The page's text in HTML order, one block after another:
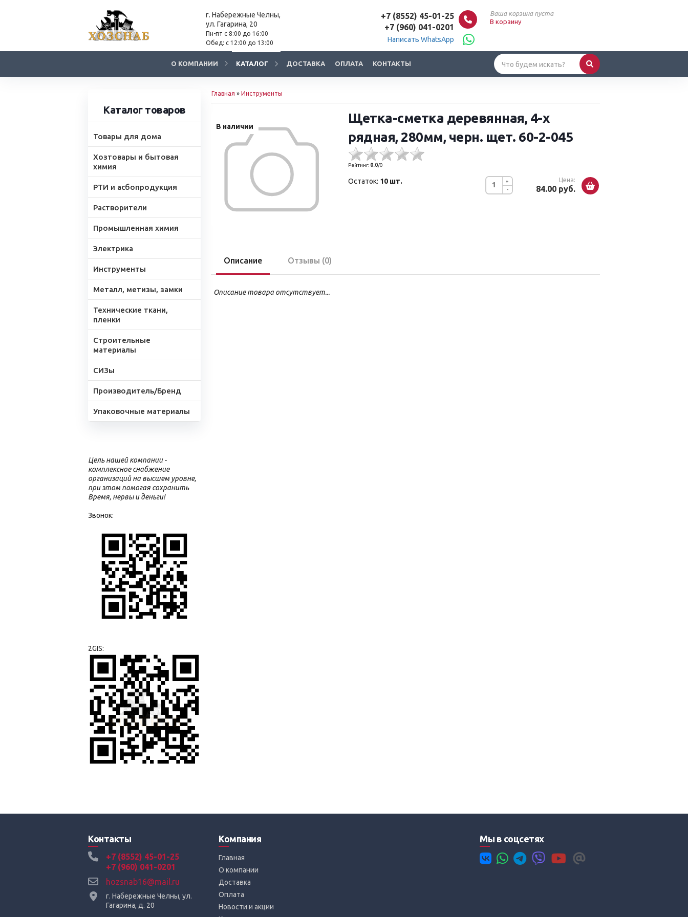
г. Набережные Челны,
ул. Гагарина, 20
Пн-пт с 8:00 до 16:00
Обед: с 12:00 до 13:00
+7 (8552) 45-01-25
+7 (960) 041-0201
Написать WhatsApp
Ваша корзина пуста
В корзину
О КОМПАНИИ КАТАЛОГ ДОСТАВКА ОПЛАТА КОНТАКТЫ
Каталог товаров
Товары для дома
Хозтовары и бытовая
химия
РТИ и асбопродукция
Растворители
Промышленная химия
Электрика
Инструменты
Металл, метизы, замки
Технические ткани,
пленки
Строительные
материалы
СИЗы
Производитель/Бренд
Упаковочные материалы
Цель нашей компании -
комплексное снабжение
организаций на высшем уровне,
при этом помогая сохранить
Время, нервы и деньги!
Звонок:
2GIS:
Главная » Инструменты
В наличии
Щетка-сметка деревянная, 4-х
рядная, 280мм, черн. щет. 60-2-045
Рейтинг: 0.0/0
-
+ Цена:
84.00 руб.
Остаток: 10 шт.
Описание Отзывы (0)
Описание товара отсутствует...
Контакты
+7 (8552) 45-01-25
+7 (960) 041-0201
hozsnab16@mail.ru
г. Набережные Челны, ул.
Гагарина, д. 20
Компания
Главная
О компании
Доставка
Оплата
Новости и акции
Мы в соцсетях